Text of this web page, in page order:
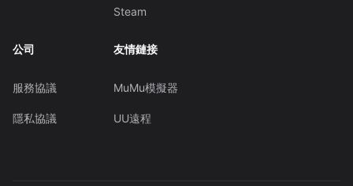
Steam
公司
服務協議
隱私協議
友情鏈接
MuMu模擬器
UU遠程